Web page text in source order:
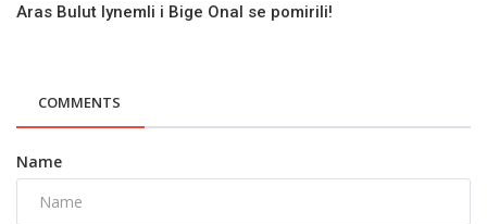
Aras Bulut Iynemli i Bige Onal se pomirili!
COMMENTS
Name